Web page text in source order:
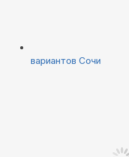
вариантов Сочи